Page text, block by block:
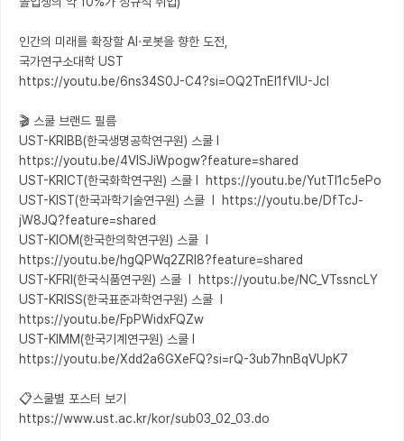
인간의 미래를 확장할 AI·로봇을 향한 도전,
국가연구소대학 UST
https://youtu.be/6ns34S0J-C4?si=OQ2TnEI1fVIU-JcI
🎬 스쿨 브랜드 필름
UST-KRIBB(한국생명공학연구원) 스쿨 l
https://youtu.be/4VlSJiWpogw?feature=shared
UST-KRICT(한국화학연구원) 스쿨 l  https://youtu.be/YutTl1c5ePo
UST-KIST(한국과학기술연구원) 스쿨  l  https://youtu.be/DfTcJ-
jW8JQ?feature=shared
UST-KIOM(한국한의학연구원) 스쿨  l
https://youtu.be/hgQPWq2ZRl8?feature=shared
UST-KFRI(한국식품연구원) 스쿨  l  https://youtu.be/NC_VTssncLY
UST-KRISS(한국표준과학연구원) 스쿨  l
https://youtu.be/FpPWidxFQZw
UST-KIMM(한국기계연구원) 스쿨 l
https://youtu.be/Xdd2a6GXeFQ?si=rQ-3ub7hnBqVUpK7
📋스쿨별 포스터 보기
https://www.ust.ac.kr/kor/sub03_02_03.do